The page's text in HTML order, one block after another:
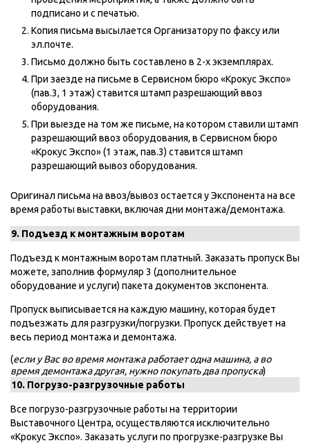
подписано и с печатью.
Копия письма высылается Организатору по факсу или
эл.почте.
Письмо должно быть составлено в 2-х экземплярах.
При заезде на письме в Сервисном бюро «Крокус Экспо»
(пав.3, 1 этаж) ставится штамп разрешающий ввоз
оборудования.
При выезде на том же письме, на котором ставили штамп
разрешающий ввоз оборудования, в Сервисном бюро
«Крокус Экспо» (1 этаж, пав.3) ставится штамп
разрешающий вывоз оборудования.
Оригинал письма на ввоз/вывоз остается у Экспонента на все
время работы выставки, включая дни монтажа/демонтажа.
9. Подъезд к монтажным воротам
Подъезд к монтажным воротам платный. Заказать пропуск Вы
можете, заполнив формуляр 3 (дополнительное
оборудование и услуги) пакета документов экспонента.
Пропуск выписывается на каждую машину, которая будет
подъезжать для разгрузки/погрузки. Пропуск действует на
весь период монтажа и демонтажа.
(если у Вас во время монтажа работает одна машина, а во
время демонтажа другая, нужно покупать два пропуска)
10. Погрузо-разгрузочные работы
Все погрузо-разгрузочные работы на территории
Выставочного Центра, осуществляются исключительно
«Крокус Экспо». Заказать услуги по прогрузке-разгрузке Вы